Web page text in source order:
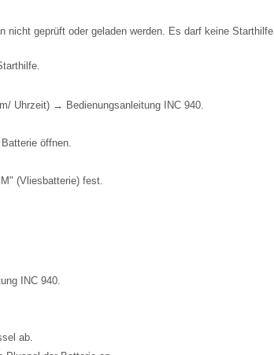
nicht geprüft oder geladen werden. Es darf keine Starthilfe
Uhrzeit) → Bedienungsanleitung INC 940.
öffnen.
(Vliesbatterie) fest.
INC 940.
ab.